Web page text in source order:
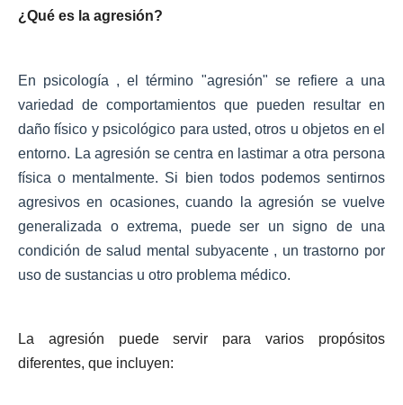
¿Qué es la agresión?
En psicología , el término "agresión" se refiere a una
variedad de comportamientos que pueden resultar en
daño físico y psicológico para usted, otros u objetos en el
entorno. La agresión se centra en lastimar a otra persona
física o mentalmente. Si bien todos podemos sentirnos
agresivos en ocasiones, cuando la agresión se vuelve
generalizada o extrema, puede ser un signo de una
condición de salud mental subyacente , un trastorno por
uso de sustancias u otro problema médico.
La agresión puede servir para varios propósitos
diferentes, que incluyen: